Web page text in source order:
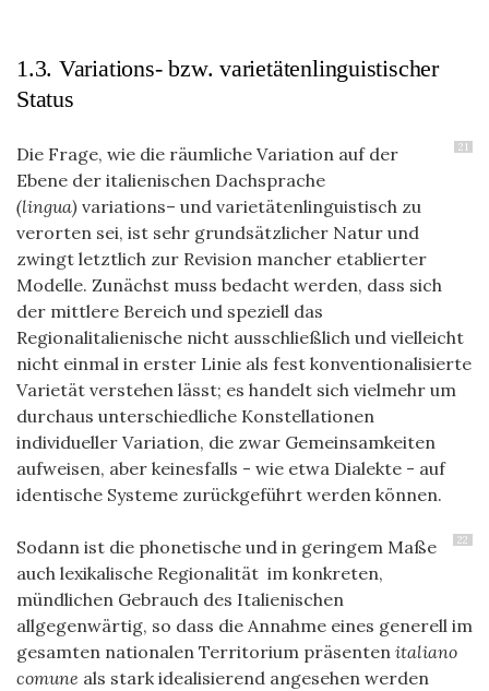
1.3. Variations- bzw. varietätenlinguistischer
Status
21
Die Frage, wie die räumliche Variation auf der
Ebene der italienischen Dachsprache
(lingua) variations– und varietätenlinguistisch zu
verorten sei, ist sehr grundsätzlicher Natur und
zwingt letztlich zur Revision mancher etablierter
Modelle. Zunächst muss bedacht werden, dass sich
der mittlere Bereich und speziell das
Regionalitalienische nicht ausschließlich und vielleicht
nicht einmal in erster Linie als fest konventionalisierte
Varietät verstehen lässt; es handelt sich vielmehr um
durchaus unterschiedliche Konstellationen
individueller Variation, die zwar Gemeinsamkeiten
aufweisen, aber keinesfalls - wie etwa Dialekte - auf
identische Systeme zurückgeführt werden können.
22
Sodann ist die phonetische und in geringem Maße
auch lexikalische Regionalität im konkreten,
mündlichen Gebrauch des Italienischen
allgegenwärtig, so dass die Annahme eines generell im
gesamten nationalen Territorium präsenten italiano
comune als stark idealisierend angesehen werden